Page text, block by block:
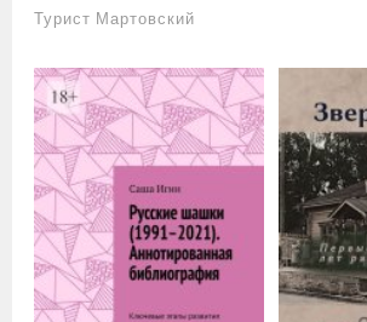
Турист Мартовский